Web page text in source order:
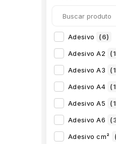
Adesivo (6)
Adesivo A2
Adesivo A3
Adesivo A4
Adesivo A5
Adesivo A6
Adesivo cm²